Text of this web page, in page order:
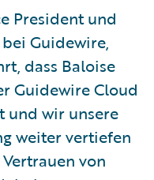
President und
Guidewire,
dass Baloise
Guidewire Cloud
und wir unsere
weiter vertiefen
von